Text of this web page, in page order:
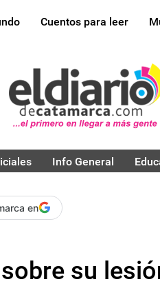
Cuentos para leer
Info General
en
su